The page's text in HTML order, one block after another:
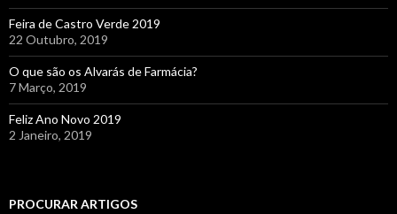
Feira de Castro Verde 2019
22 Outubro, 2019
O que são os Alvarás de Farmácia?
7 Março, 2019
Feliz Ano Novo 2019
2 Janeiro, 2019
PROCURAR ARTIGOS